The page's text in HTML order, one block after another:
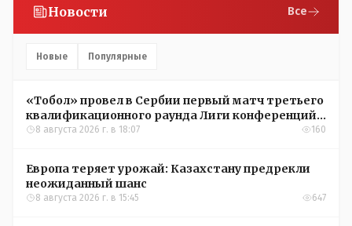
Новости Все
Новые Популярные
«Тобол» провел в Сербии первый матч третьего
квалификационного раунда Лиги конференций
УЕФА
8 августа 2026 г. в 18:07 160
Европа теряет урожай: Казахстану предрекли
неожиданный шанс
8 августа 2026 г. в 15:45 647